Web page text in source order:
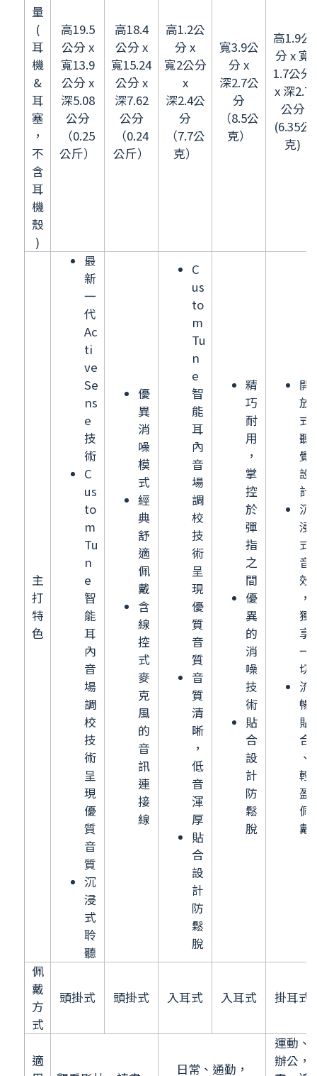
量
(
耳
機
&
耳
塞
，
不
含
耳
機
殼
)
高19.5
公分 x
寬13.9
公分 x
深5.08
公分
（0.25
公斤）
高18.4
公分 x
寬15.24
公分 x
深7.62
公分
（0.24
公斤）
高1.2公
分 x
寬2公分
x
深2.4公
分
（7.7公
克）
寬3.9公
分 x
深2.7公
分
（8.5公
克）
高1.9公
分 x 寬
1.7公分
x 深2.7
公分
(6.35公
克)
主
打
特
色
最
新
一
代
Ac
ti
ve
Se
ns
e
技
術
C
us
to
m
Tu
n
e
智
能
耳
內
音
場
調
校
技
術
呈
現
優
質
音
質
沉
浸
式
聆
聽
優
異
消
噪
模
式
經
典
舒
適
佩
戴
含
線
控
式
麥
克
風
的
音
訊
連
接
線
C
us
to
m
Tu
n
e
智
能
耳
內
音
場
調
校
技
術
呈
現
優
質
音
質
音
質
清
晰
，
低
音
渾
厚
貼
合
設
計
防
鬆
脫
精
巧
耐
用
，
掌
控
於
彈
指
之
間
優
異
的
消
噪
技
術
貼
合
設
計
防
鬆
脫
開
放
式
聽
覺
設
計
沉
浸
式
音
效
，
獨
享
一
切
流
暢
貼
合
、
輕
盈
佩
戴
佩
戴
方
式
頭掛式 頭掛式 入耳式 入耳式 掛耳式
適
日常、通勤，
運動、
辦公，